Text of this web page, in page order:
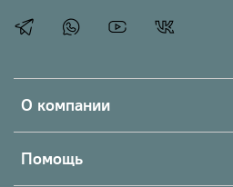
О компании
Помощь